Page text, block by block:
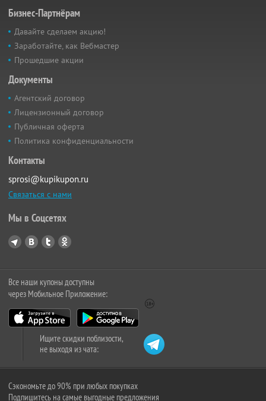
Бизнес-Партнёрам
Давайте сделаем акцию!
Заработайте, как Вебмастер
Прошедшие акции
Документы
Агентский договор
Лицензионный договор
Публичная оферта
Политика конфиденциальности
Контакты
sprosi@kupikupon.ru
Связаться с нами
Мы в Соцсетях
Все наши купоны доступны
через Мобильное Приложение:
Ищите скидки поблизости,
не выходя из чата:
Сэкономьте до 90% при любых покупках
Подпишитесь на самые выгодные предложения